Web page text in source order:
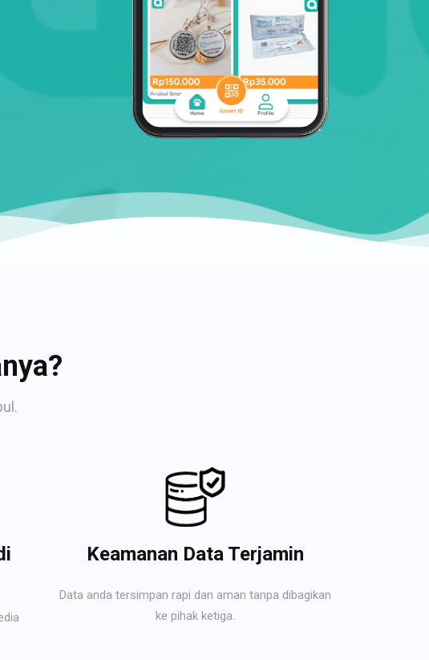
Keamanan Data Terjamin
Data anda tersimpan rapi dan aman tanpa dibagikan
ke pihak ketiga.